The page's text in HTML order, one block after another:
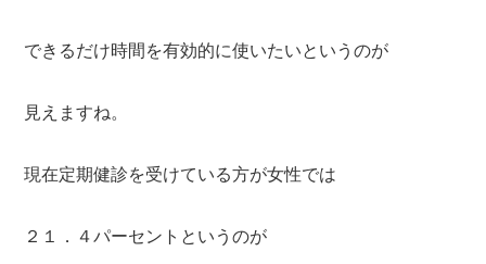
できるだけ時間を有効的に使いたいというのが
見えますね。
現在定期健診を受けている方が女性では
２１．４パーセント というのが